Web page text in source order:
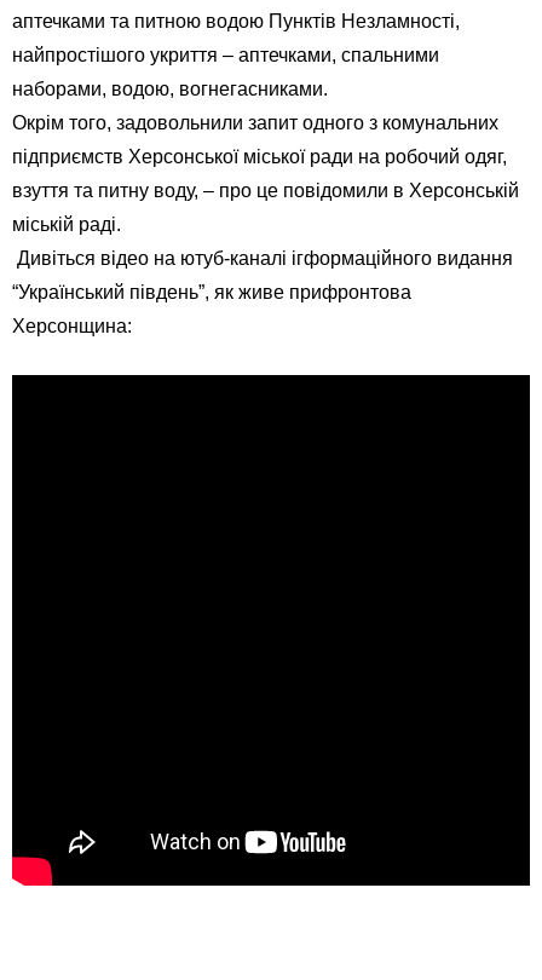
аптечками та питною водою Пунктів Незламності,
найпростішого укриття – аптечками, спальними
наборами, водою, вогнегасниками.
Окрім того, задовольнили запит одного з комунальних
підприємств Херсонської міської ради на робочий одяг,
взуття та питну воду, – про це повідомили в Херсонській
міській раді.
Дивіться відео на ютуб-каналі ігформаційного видання
“Український південь”, як живе прифронтова
Херсонщина: